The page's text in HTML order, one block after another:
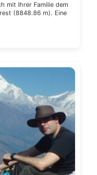
mit Ihrer Familie dem
(8848.86 m). Eine